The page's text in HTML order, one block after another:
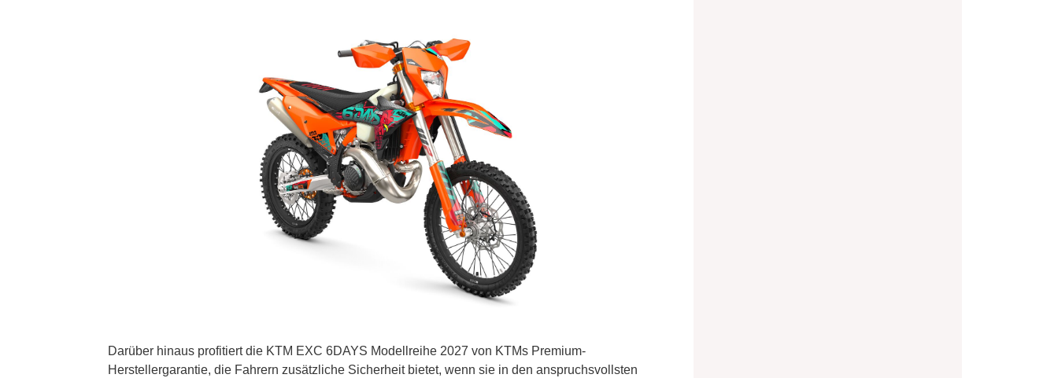
Darüber hinaus profitiert die KTM EXC 6DAYS Modellreihe 2027 von KTMs Premium-
Herstellergarantie, die Fahrern zusätzliche Sicherheit bietet, wenn sie in den anspruchsvollsten